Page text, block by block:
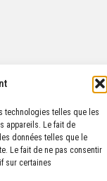
technologies telles que les
appareils. Le fait de
données telles que le
Le fait de ne pas consentir
sur certaines